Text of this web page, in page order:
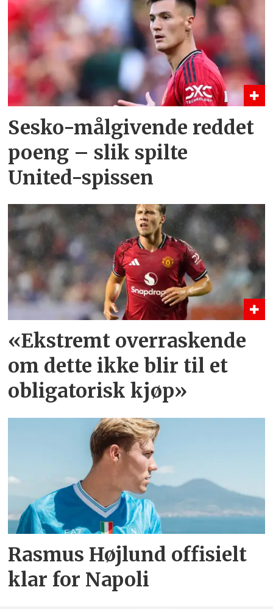
Sesko-målgivende reddet
poeng – slik spilte
United-spissen
«Ekstremt overraskende
om dette ikke blir til et
obligatorisk kjøp»
Rasmus Højlund offisielt
klar for Napoli